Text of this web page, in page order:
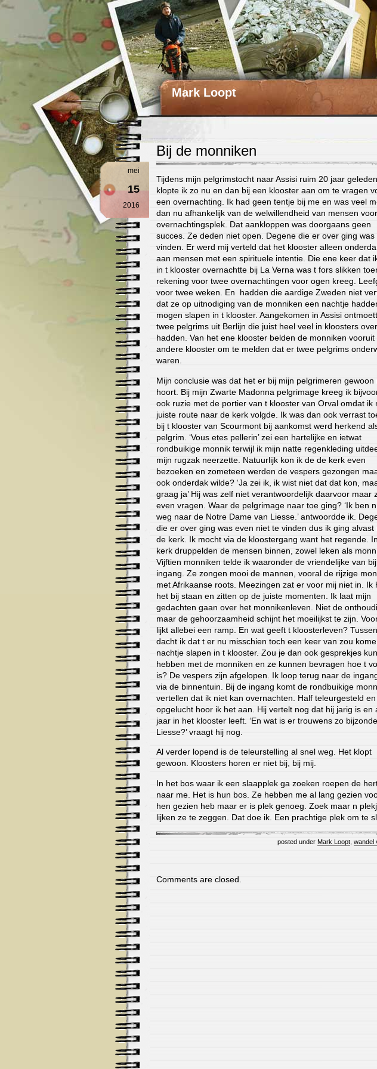
Mark Loopt
Bij de monniken
mei
15
2016
Tijdens mijn pelgrimstocht naar Assisi ruim 20 jaar geleden
klopte ik zo nu en dan bij een klooster aan om te vragen
een overnachting. Ik had geen tentje bij me en was veel
dan nu afhankelijk van de welwillendheid van mensen
overnachtingsplek. Dat aankloppen was doorgaans geen
succes. Ze deden niet open. Degene die er over ging was
vinden. Er werd mij verteld dat het klooster alleen
aan mensen met een spirituele intentie. Die ene keer dat
in t klooster overnachtte bij La Verna was t fors slikken
rekening voor twee overnachtingen voor ogen kreeg.
voor twee weken. En hadden die aardige Zweden niet
dat ze op uitnodiging van de monniken een nachtje
mogen slapen in t klooster. Aangekomen in Assisi
twee pelgrims uit Berlijn die juist heel veel in kloosters
hadden. Van het ene klooster belden de monniken vooruit
andere klooster om te melden dat er twee pelgrims
waren.
Mijn conclusie was dat het er bij mijn pelgrimeren gewoon
hoort. Bij mijn Zwarte Madonna pelgrimage kreeg ik
ook ruzie met de portier van t klooster van Orval omdat ik
juiste route naar de kerk volgde. Ik was dan ook verrast
bij t klooster van Scourmont bij aankomst werd herkend
pelgrim. ‘Vous etes pellerin’ zei een hartelijke en ietwat
rondbuikige monnik terwijl ik mijn natte regenkleding
mijn rugzak neerzette. Natuurlijk kon ik de de kerk even
bezoeken en zometeen werden de vespers gezongen
ook onderdak wilde? ‘Ja zei ik, ik wist niet dat dat kon,
graag ja’ Hij was zelf niet verantwoordelijk daarvoor maar
even vragen. Waar de pelgrimage naar toe ging? ‘Ik ben
weg naar de Notre Dame van Liesse.’ antwoordde ik.
die er over ging was even niet te vinden dus ik ging alvast
de kerk. Ik mocht via de kloostergang want het regende.
kerk druppelden de mensen binnen, zowel leken als
Vijftien monniken telde ik waaronder de vriendelijke van
ingang. Ze zongen mooi de mannen, vooral de rijzige
met Afrikaanse roots. Meezingen zat er voor mij niet in. Ik
het bij staan en zitten op de juiste momenten. Ik laat mijn
gedachten gaan over het monnikenleven. Niet de
maar de gehoorzaamheid schijnt het moeilijkst te zijn.
lijkt allebei een ramp. En wat geeft t kloosterleven?
dacht ik dat t er nu misschien toch een keer van zou
nachtje slapen in t klooster. Zou je dan ook gesprekjes
hebben met de monniken en ze kunnen bevragen hoe t
is? De vespers zijn afgelopen. Ik loop terug naar de
via de binnentuin. Bij de ingang komt de rondbuikige
vertellen dat ik niet kan overnachten. Half teleurgesteld
opgelucht hoor ik het aan. Hij vertelt nog dat hij jarig is en
jaar in het klooster leeft. ‘En wat is er trouwens zo
Liesse?’ vraagt hij nog.
Al verder lopend is de teleurstelling al snel weg. Het klopt
gewoon. Kloosters horen er niet bij, bij mij.
In het bos waar ik een slaapplek ga zoeken roepen de
naar me. Het is hun bos. Ze hebben me al lang gezien
hen gezien heb maar er is plek genoeg. Zoek maar n
lijken ze te zeggen. Dat doe ik. Een prachtige plek om te
posted under Mark Loopt wandel
Comments are closed.